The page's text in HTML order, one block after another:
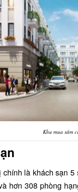
Khu mua sắm
là khách sạn
hơn 308 phòng